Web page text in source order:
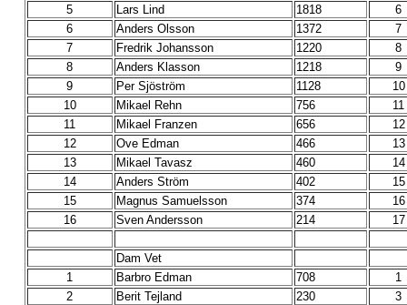
5
Lars Lind 1818
6
6
Anders Olsson 1372
7
7
Fredrik Johansson 1220
8
8
Anders Klasson 1218
9
9
Per Sjöström 1128
10
10
Mikael Rehn 756
11
11
Mikael Franzen 656
12
12
Ove Edman 466
13
13
Mikael Tavasz 460
14
14
Anders Ström 402
15
15
Magnus Samuelsson 374
16
16
Sven Andersson 214 17
Dam Vet
1
Barbro Edman 708
1
2
Berit Tejland 230 3